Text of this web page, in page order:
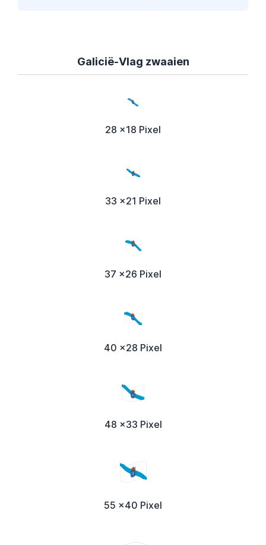
Galicië-Vlag zwaaien
28 x18 Pixel
33 x21 Pixel
37 x26 Pixel
40 x28 Pixel
48 x33 Pixel
55 x40 Pixel